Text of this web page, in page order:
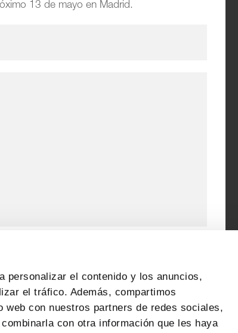
personalizar el contenido y los anuncios,
el tráfico. Además, compartimos
web con nuestros partners de redes sociales,
con otra información que les haya
13 de mayo en Madrid.